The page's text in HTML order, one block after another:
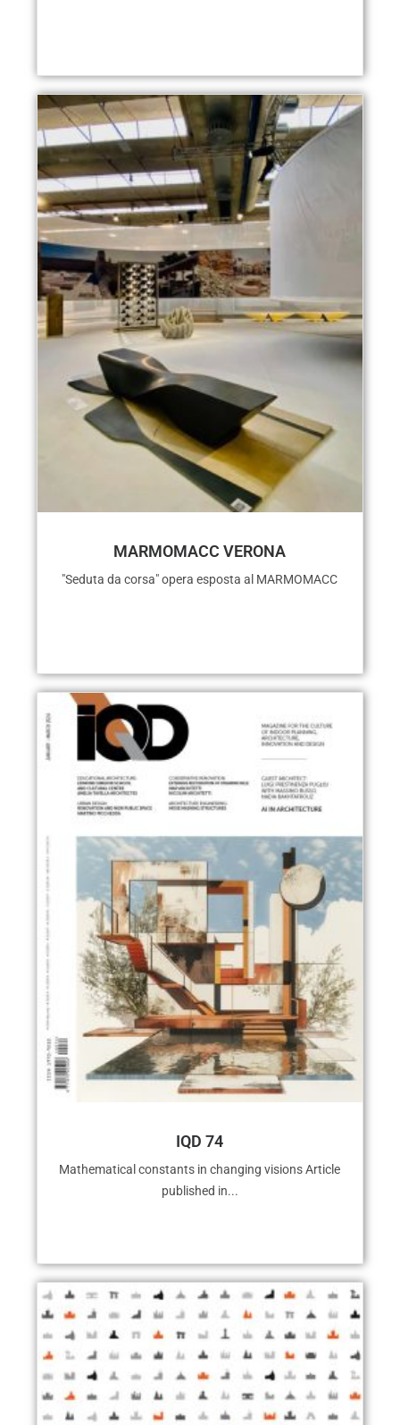
MARMOMACC VERONA
"Seduta da corsa" opera esposta al MARMOMACC
IQD 74
Mathematical constants in changing visions Article
published in...